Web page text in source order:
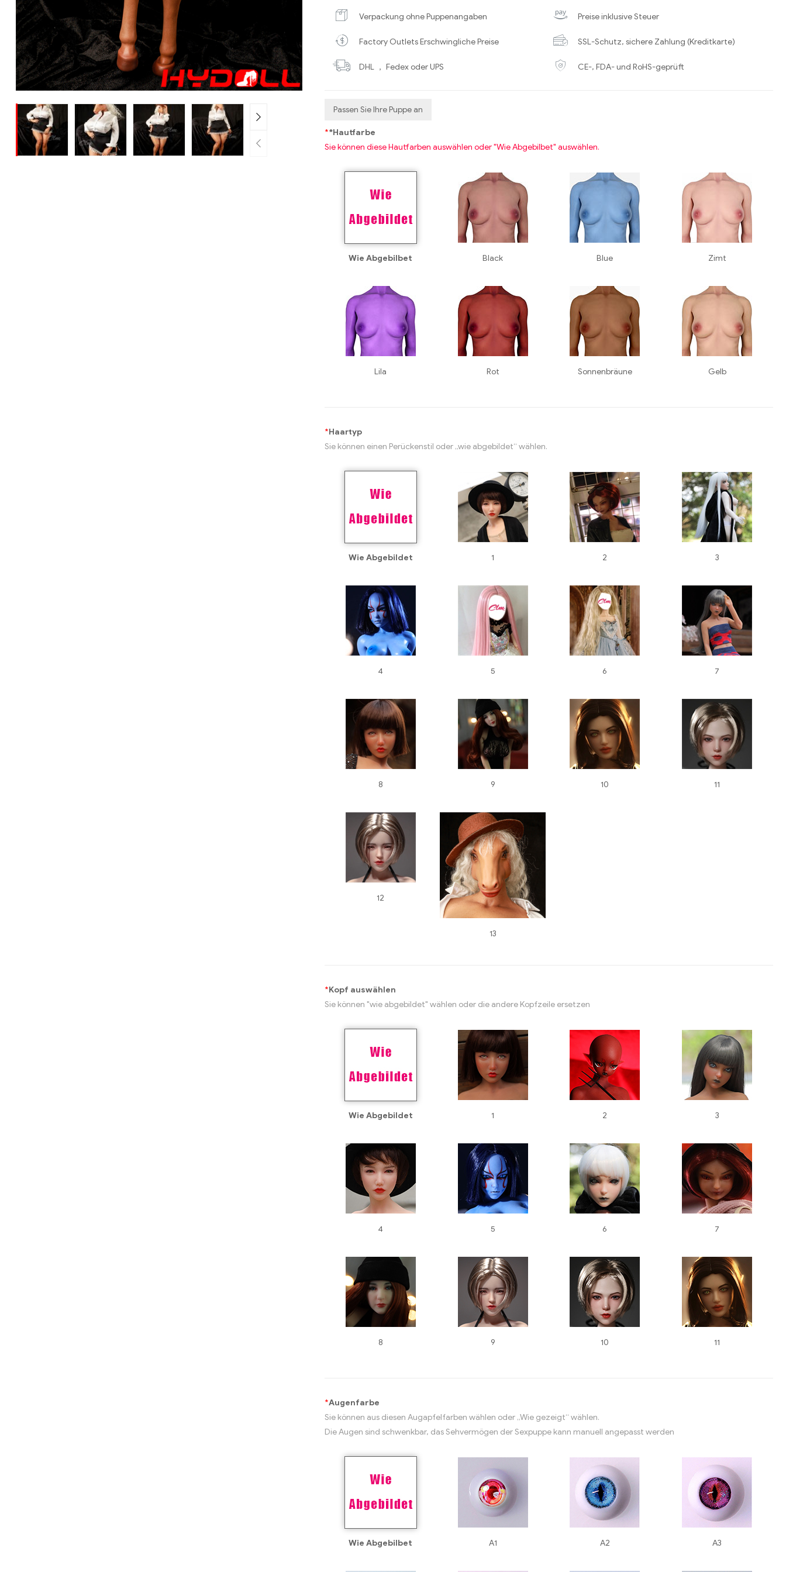
Verpackung ohne Puppenangaben Preise inklusive Steuer
Factory Outlets Erschwingliche Preise SSL-Schutz, sichere Zahlung (Kreditkarte)
DHL ， Fedex oder UPS CE-, FDA- und RoHS-geprüft
Passen Sie Ihre Puppe an
**Hautfarbe
Sie können diese Hautfarben auswählen oder "Wie Abgebilbet" auswählen.
Wie Abgebilbet Black Blue Zimt
Lila Rot Sonnenbräune Gelb
*Haartyp
Sie können einen Perückenstil oder „wie abgebildet“ wählen.
Wie Abgebildet 1 2 3
4 5 6 7
8 9 10 11
12
13
*Kopf auswählen
Sie können "wie abgebildet" wählen oder die andere Kopfzeile ersetzen
Wie Abgebildet 1 2 3
4 5 6 7
8 9 10 11
*Augenfarbe
Sie können aus diesen Augapfelfarben wählen oder „Wie gezeigt“ wählen.
Die Augen sind schwenkbar, das Sehvermögen der Sexpuppe kann manuell angepasst werden
Wie Abgebilbet A1 A2 A3